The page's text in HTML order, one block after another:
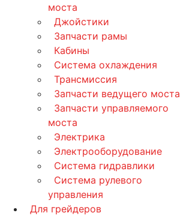
моста
Джойстики
Запчасти рамы
Кабины
Система охлаждения
Трансмиссия
Запчасти ведущего моста
Запчасти управляемого
моста
Электрика
Электрооборудование
Система гидравлики
Система рулевого
управления
Для грейдеров